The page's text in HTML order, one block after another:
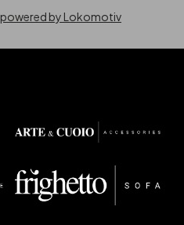
powered by Lokomotiv